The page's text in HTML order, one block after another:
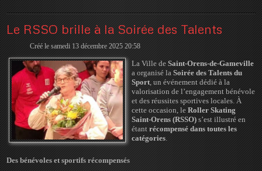
Le RSSO brille à la Soirée des Talents
Créé le samedi 13 décembre 2025 20:58
La Ville deSaint-Orens-de-Gameville
a organisé laSoirée des Talents du
Sport, un événement dédié à la
valorisation de l’engagement bénévole
et des réussites sportives locales.À
cette occasion, leRoller Skating
Saint-Orens (RSSO)s’est illustré en
étantrécompensé dans toutes les
catégories.
Des bénévoles et sportifs récompensés